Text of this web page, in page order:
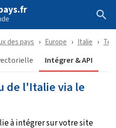
des pays Europe Italie
Intégrer & API
de l'Italie via le
à intégrer sur votre site